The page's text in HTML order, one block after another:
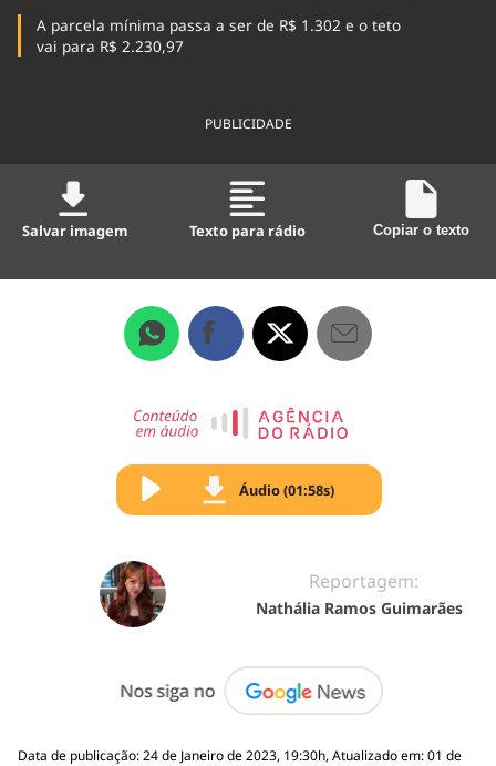
A parcela mínima passa a ser de R$ 1.302 e o teto
vai para R$ 2.230,97
PUBLICIDADE
Salvar imagem Texto para rádio Copiar o texto
Áudio (01:58s)
Reportagem:
Nathália Ramos Guimarães
Data de publicação: 24 de Janeiro de 2023, 19:30h, Atualizado em: 01 de